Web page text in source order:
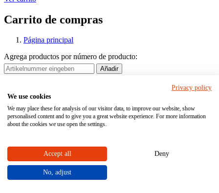
Carrito de compras
Página principal
Agrega productos por número de producto:
Añadir
Artículo Descripción Cantidad
Iniciar sesión
Actualmente no has iniciado sesión
Iniciar sesión Registrar
WK.4812256 - TEMP
Preguntas frecuentes y contacto
Privacy policy
We use cookies
We may place these for analysis of our visitor data, to improve our website, show
personalised content and to give you a great website experience. For more information
about the cookies we use open the settings.
Accept all Deny
No, adjust